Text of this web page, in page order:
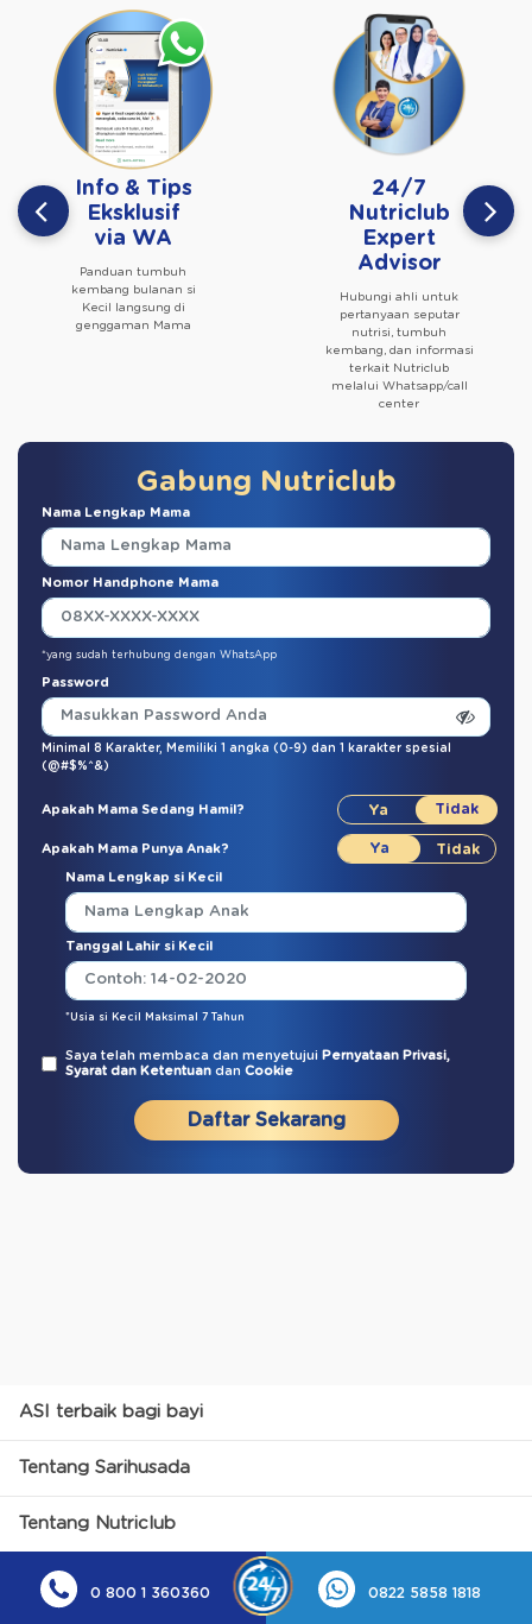
Info & Tips
Eksklusif
via WA
Panduan tumbuh
kembang bulanan si
Kecil langsung di
genggaman Mama
24/7
Nutriclub
Expert
Advisor
Hubungi ahli untuk
pertanyaan seputar
nutrisi, tumbuh
kembang, dan informasi
terkait Nutriclub
melalui Whatsapp/call
center
Gabung Nutriclub
Nama Lengkap Mama
Nomor Handphone Mama
*yang sudah terhubung dengan WhatsApp
Password
Minimal 8 Karakter, Memiliki 1 angka (0-9) dan 1 karakter spesial
(@#$%^&)
Apakah Mama Sedang Hamil?
Apakah Mama Punya Anak?
Nama Lengkap si Kecil
Tanggal Lahir si Kecil
*Usia si Kecil Maksimal 7 Tahun
Saya telah membaca dan menyetujui Pernyataan Privasi,
Syarat dan Ketentuan dan Cookie
Daftar Sekarang
ASI terbaik bagi bayi
Tentang Sarihusada
Tentang Nutriclub
0 800 1 360360 0822 5858 1818